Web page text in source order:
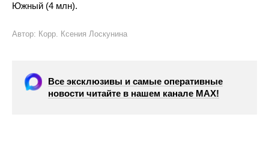
Южный (4 млн).
Автор: Корр. Ксения Лоскунина
Все эксклюзивы и самые оперативные
новости читайте в нашем канале МАХ!